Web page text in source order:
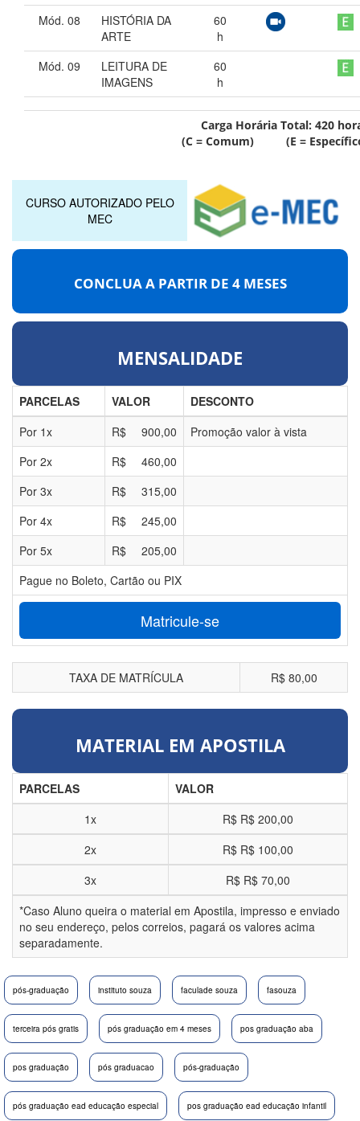
Mód. 08
HISTÓRIA DA
ARTE
60
h
Mód. 09
LEITURA DE
IMAGENS
60
h
Carga Horária Total: 420
(C = Comum) (E =
CURSO AUTORIZADO PELO
MEC
CONCLUA A PARTIR DE 4 MESES
MENSALIDADE
PARCELAS VALOR
DESCONTO
Por 1x R$ 900,00
Promoção valor à vista
Por 2x R$
460,00
Por 3x R$
315,00
Por 4x R$
245,00
Por 5x R$
205,00
Pague no Boleto, Cartão ou PIX
Matricule-se
TAXA DE MATRÍCULA R$ 80,00
MATERIAL EM APOSTILA
PARCELAS
VALOR
1x
R$ R$ 200,00
2x
R$ R$ 100,00
3x
R$ R$ 70,00
*Caso Aluno queira o material em Apostila, impresso e enviado
no seu endereço, pelos correios, pagará os valores acima
separadamente.
pós-graduação instituto souza faculade souza fasouza
terceira pós gratis pós graduação em 4 meses pos graduação aba
pos graduação pós graduacao pós-graduação
pós graduação ead educação especial pos graduação ead educação infantil